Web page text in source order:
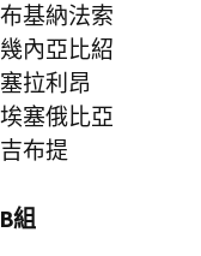
布基納法索
幾內亞比紹
塞拉利昂
埃塞俄比亞
吉布提
B組